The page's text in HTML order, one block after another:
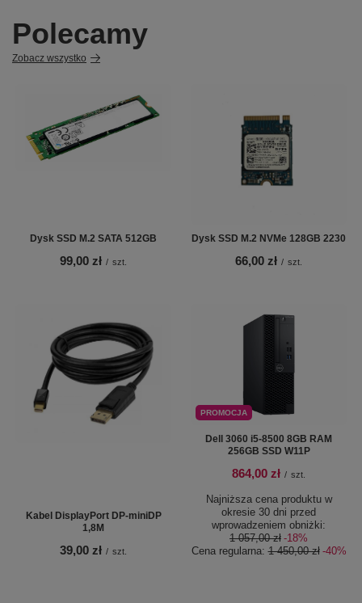
Polecamy
Zobacz wszystko
Dysk SSD M.2 SATA 512GB
99,00 zł / szt.
Dysk SSD M.2 NVMe 128GB 2230
66,00 zł / szt.
Kabel DisplayPort DP-miniDP
1,8M
39,00 zł / szt.
PROMOCJA
Dell 3060 i5-8500 8GB RAM
256GB SSD W11P
864,00 zł / szt.
Najniższa cena produktu w
okresie 30 dni przed
wprowadzeniem obniżki:
1 057,00 zł -18%
Cena regularna:1 450,00 zł -40%